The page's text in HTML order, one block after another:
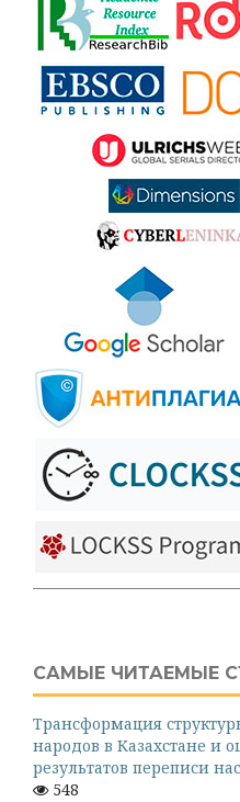
САМЫЕ ЧИТАЕМЫЕ
Трансформация
народов в Казахстане и
результатов переписи
548